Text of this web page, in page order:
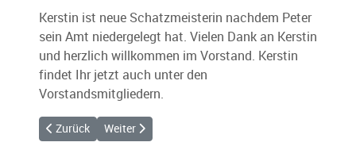
Kerstin ist neue Schatzmeisterin nachdem Peter
sein Amt niedergelegt hat. Vielen Dank an Kerstin
und herzlich willkommen im Vorstand. Kerstin
findet Ihr jetzt auch unter den
Vorstandsmitgliedern.
Vorheriger Beitrag: Ralph ist neuer 2. Windenwart
Zurück Nächster Beitrag: Neue Wetterstation in Lasserg
Weiter